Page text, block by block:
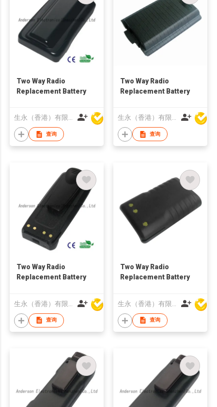
Two Way Radio
Replacement Battery
生永（香港）有限公司
查询
Two Way Radio
Replacement Battery
生永（香港）有限公司
查询
Two Way Radio
Replacement Battery
查询
Two Way Radio
Replacement Battery
查询